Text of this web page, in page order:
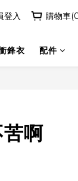
登入 購物車
鋒衣 配件
啊